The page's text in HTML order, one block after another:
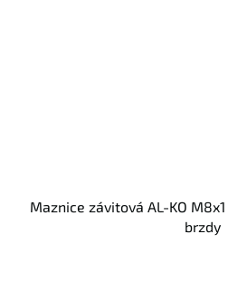
Maznice závitová AL-KO
brzdy